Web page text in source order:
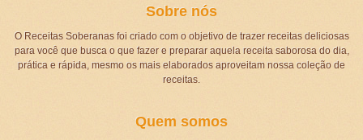
Sobre nós
O Receitas Soberanas foi criado com o objetivo de trazer receitas deliciosas
para você que busca o que fazer e preparar aquela receita saborosa do dia,
prática e rápida, mesmo os mais elaborados aproveitam nossa coleção de
receitas.
Quem somos